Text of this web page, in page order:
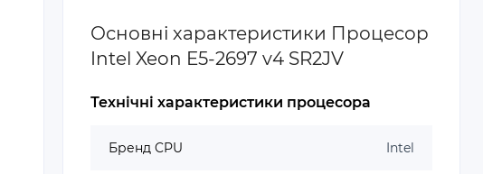
Основні характеристики Процесор
Intel Xeon E5-2697 v4 SR2JV
Технічні характеристики процесора
Бренд CPU Intel